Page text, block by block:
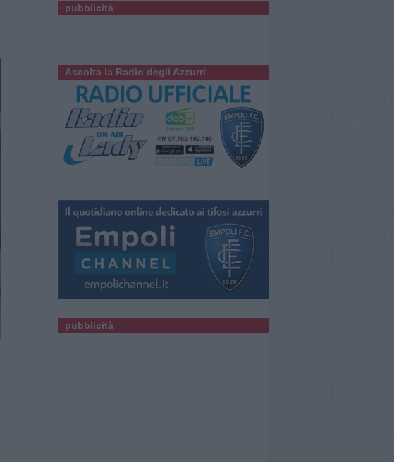
pubblicità
Ascolta la Radio degli Azzurri
pubblicità